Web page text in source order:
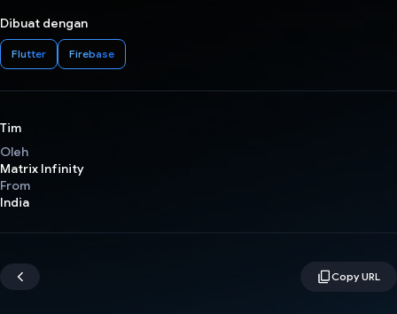
Dibuat dengan
Flutter Firebase
Tim
Oleh
Matrix Infinity
From
India